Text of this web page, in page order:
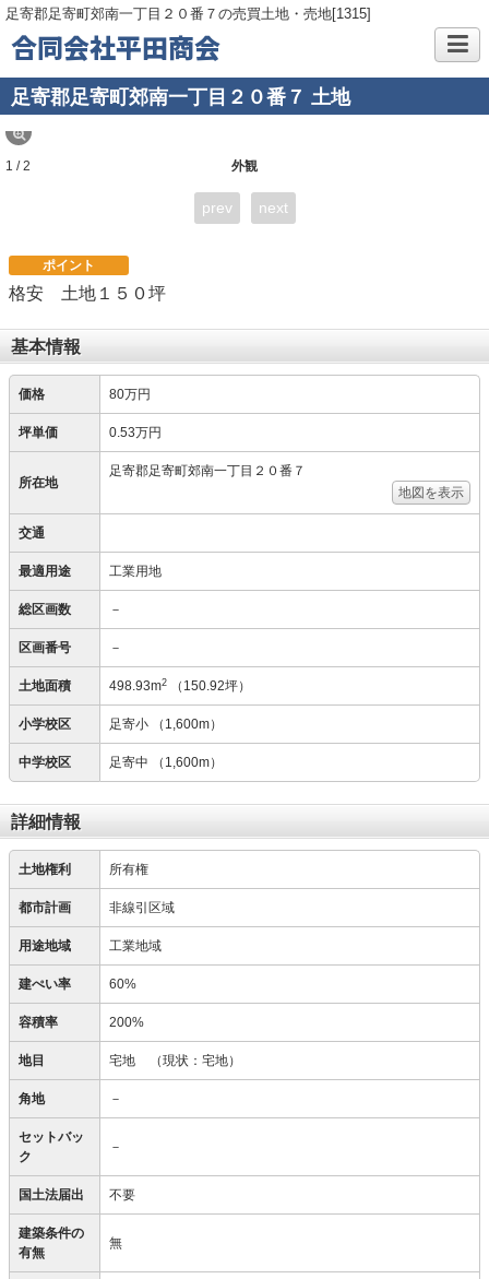
足寄郡足寄町郊南一丁目２０番７の売買土地・売地[1315]
合同会社平田商会
足寄郡足寄町郊南一丁目２０番７ 土地
外観
1 / 2
prev next
ポイント
格安 土地１５０坪
基本情報
価格 80万円
坪単価 0.53万円
所在地
足寄郡足寄町郊南一丁目２０番７
地図を表示
交通
最適用途 工業用地
総区画数 －
区画番号 －
土地面積 498.93m2 （150.92坪）
小学校区 足寄小 （1,600m）
中学校区 足寄中 （1,600m）
詳細情報
土地権利 所有権
都市計画 非線引区域
用途地域 工業地域
建ぺい率 60%
容積率 200%
地目 宅地 （現状：宅地）
角地 －
セットバッ
ク
－
国土法届出 不要
建築条件の
有無
無